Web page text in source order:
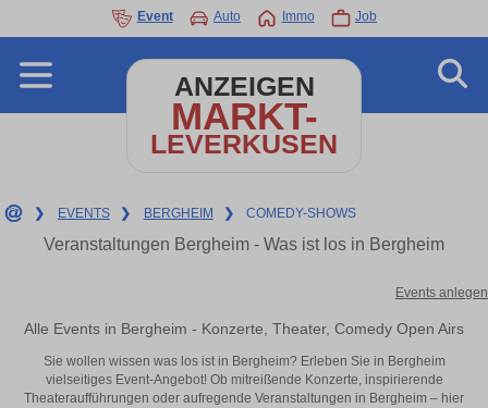
Event Auto Immo Job
ANZEIGEN
MARKT-
LEVERKUSEN
❯ EVENTS ❯ BERGHEIM ❯ COMEDY-SHOWS
Veranstaltungen Bergheim - Was ist los in Bergheim
Events anlegen
Alle Events in Bergheim - Konzerte, Theater, Comedy Open Airs
Sie wollen wissen was los ist in Bergheim? Erleben Sie in Bergheim
vielseitiges Event-Angebot! Ob mitreißende Konzerte, inspirierende
Theateraufführungen oder aufregende Veranstaltungen in Bergheim – hier